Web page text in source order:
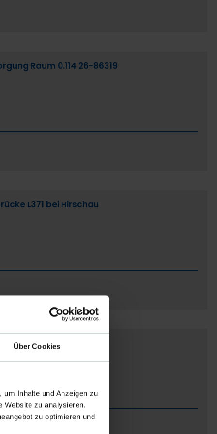
Über Cookies
um Inhalte und Anzeigen zu
Website zu analysieren.
zu optimieren und
Raum 0.114 26-86319
L371 bei Hirschau